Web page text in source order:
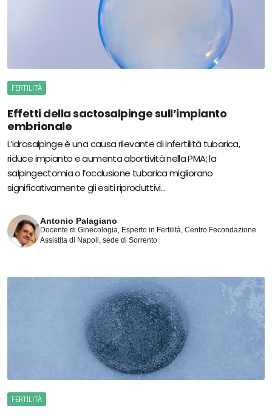
FERTILITÀ
Effetti della sactosalpinge sull’impianto
embrionale
L’idrosalpinge è una causa rilevante di infertilità tubarica,
riduce impianto e aumenta abortività nella PMA; la
salpingectomia o l’occlusione tubarica migliorano
significativamente gli esiti riproduttivi...
Antonio Palagiano
Docente di Ginecologia, Esperto in Fertilità, Centro Fecondazione
Assistita di Napoli, sede di Sorrento
FERTILITÀ